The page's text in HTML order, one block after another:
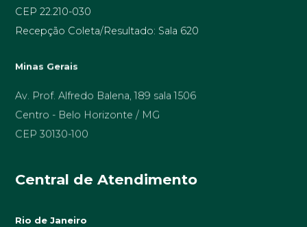
CEP 22.210-030
Recepção Coleta/Resultado: Sala 620
Minas Gerais
Av. Prof. Alfredo Balena, 189 sala 1506
Centro - Belo Horizonte / MG
CEP 30130-100
Central de Atendimento
Rio de Janeiro